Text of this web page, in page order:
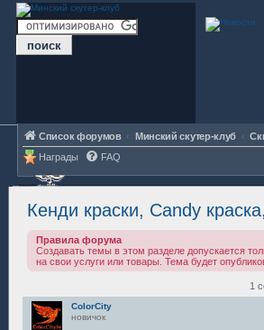
Список форумов Минский скутер-клуб
Награды
FAQ
Кенди краски, Candy
Правила форума
Создавать темы в этом разделе допускается
на свои услуги или товары. Тема будет
1
ColorCity
новичок